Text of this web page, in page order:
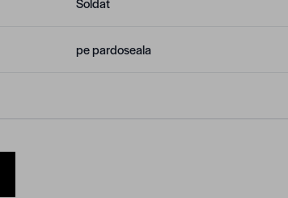
pe pardoseala